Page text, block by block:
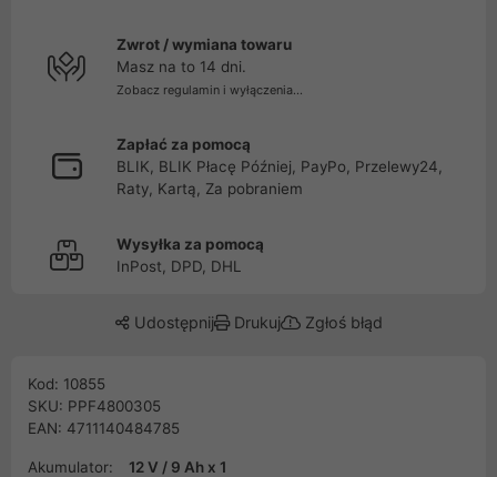
Zwrot / wymiana towaru
Masz na to 14 dni.
Zobacz regulamin i wyłączenia...
Zapłać za pomocą
BLIK, BLIK Płacę Później, PayPo, Przelewy24,
Raty, Kartą, Za pobraniem
Wysyłka za pomocą
InPost, DPD, DHL
Udostępnij Drukuj Zgłoś błąd
Kod: 10855
SKU: PPF4800305
EAN: 4711140484785
Akumulator:
12 V / 9 Ah x 1